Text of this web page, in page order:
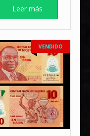
Leer más
VENDIDO